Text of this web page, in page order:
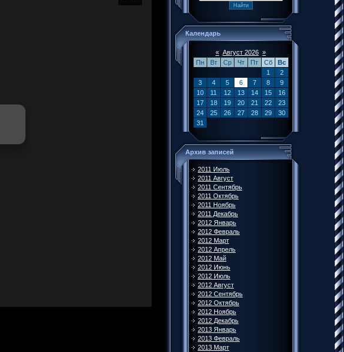
Календарь
« Август 2026 »
Пн
Вт Ср Чт Пт Сб
Вс
1
2
3
4 5 6 7 8
9
10
11 12 13 14 15
16
17
18 19 20 21 22
23
24
25 26 27 28 29
30
31
Архив записей
2011 Июль
2011 Август
2011 Сентябрь
2011 Октябрь
2011 Ноябрь
2011 Декабрь
2012 Январь
2012 Февраль
2012 Март
2012 Апрель
2012 Май
2012 Июнь
2012 Июль
2012 Август
2012 Сентябрь
2012 Октябрь
2012 Ноябрь
2012 Декабрь
2013 Январь
2013 Февраль
2013 Март